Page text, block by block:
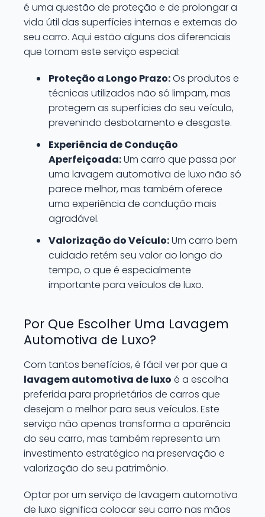
é uma questão de proteção e de prolongar a
vida útil das superfícies internas e externas do
seu carro. Aqui estão alguns dos diferenciais
que tornam este serviço especial:
Proteção a Longo Prazo:Os produtos e
técnicas utilizados não só limpam, mas
protegem as superfícies do seu veículo,
prevenindo desbotamento e desgaste.
Experiência de Condução
Aperfeiçoada:Um carro que passa por
uma lavagem automotiva de luxo não só
parece melhor, mas também oferece
uma experiência de condução mais
agradável.
Valorização do Veículo:Um carro bem
cuidado retém seu valor ao longo do
tempo, o que é especialmente
importante para veículos de luxo.
Por Que Escolher Uma Lavagem
Automotiva de Luxo?
Com tantos benefícios, é fácil ver por que a
lavagem automotiva de luxo é a escolha
preferida para proprietários de carros que
desejam o melhor para seus veículos. Este
serviço não apenas transforma a aparência
do seu carro, mas também representa um
investimento estratégico na preservação e
valorização do seu patrimônio.
Optar por um serviço de lavagem automotiva
de luxo significa colocar seu carro nas mãos